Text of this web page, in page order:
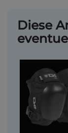
Diese